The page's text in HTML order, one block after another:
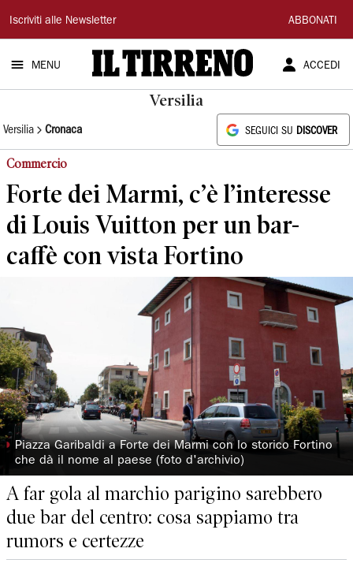
Il
Tirreno
Iscriviti alle Newsletter ABBONATI
MENU ACCEDI
Versilia
Versilia Cronaca SEGUICI SU DISCOVER
Commercio
Forte dei Marmi, c’è l’interesse
di Louis Vuitton per un bar-
caffè con vista Fortino
◗ Piazza Garibaldi a Forte dei Marmi con lo storico Fortino
che dà il nome al paese (foto d'archivio)
A far gola al marchio parigino sarebbero
due bar del centro: cosa sappiamo tra
rumors e certezze